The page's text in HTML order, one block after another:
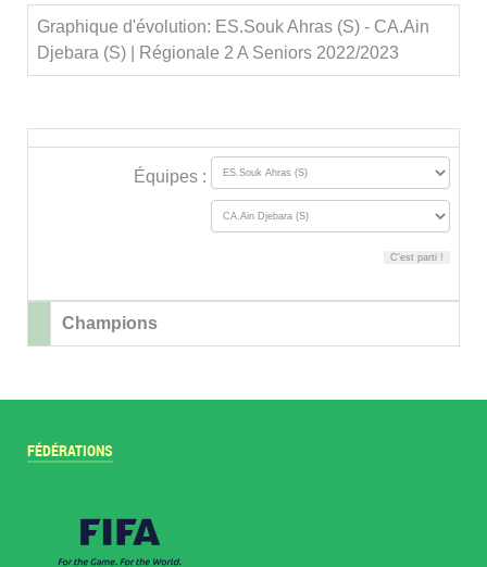
Graphique d'évolution: ES.Souk Ahras (S) - CA.Ain
Djebara (S) | Régionale 2 A Seniors 2022/2023
Équipes :
Champions
FÉDÉRATIONS